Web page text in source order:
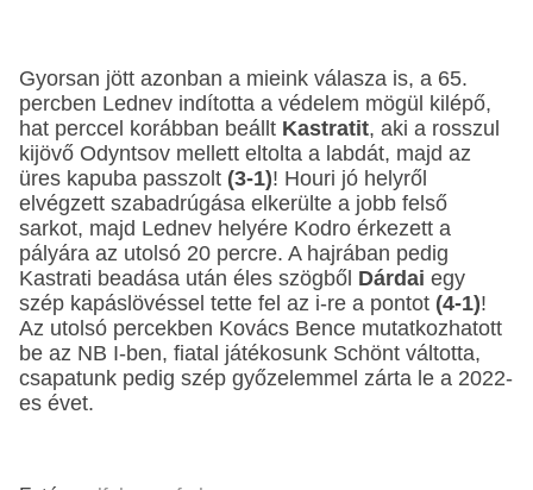
Gyorsan jött azonban a mieink válasza is, a 65.
percben Lednev indította a védelem mögül kilépő,
hat perccel korábban beállt Kastratit, aki a rosszul
kijövő Odyntsov mellett eltolta a labdát, majd az
üres kapuba passzolt (3-1)! Houri jó helyről
elvégzett szabadrúgása elkerülte a jobb felső
sarkot, majd Lednev helyére Kodro érkezett a
pályára az utolsó 20 percre. A hajrában pedig
Kastrati beadása után éles szögből Dárdai egy
szép kapáslövéssel tette fel az i-re a pontot (4-1)!
Az utolsó percekben Kovács Bence mutatkozhatott
be az NB I-ben, fiatal játékosunk Schönt váltotta,
csapatunk pedig szép győzelemmel zárta le a 2022-
es évet.